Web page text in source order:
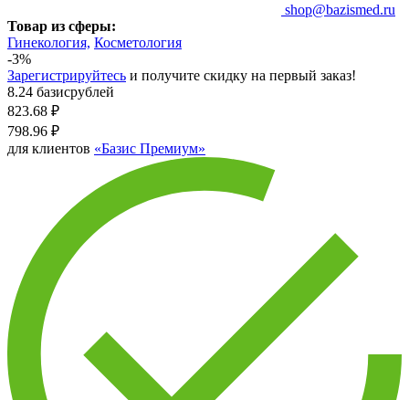
shop@bazismed.ru
Товар из сферы:
Гинекология, Косметология
-3%
Зарегистрируйтесь и получите скидку на первый заказ!
8.24 базисрублей
823.68 ₽
798.96 ₽
для клиентов «Базис Премиум»